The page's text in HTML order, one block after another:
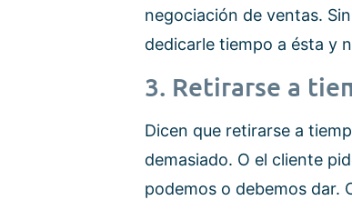
negociación de ventas.
dedicarle tiempo a ésta y
3. Retirarse a
Dicen que retirarse a
demasiado. O el cliente
podemos o debemos dar.